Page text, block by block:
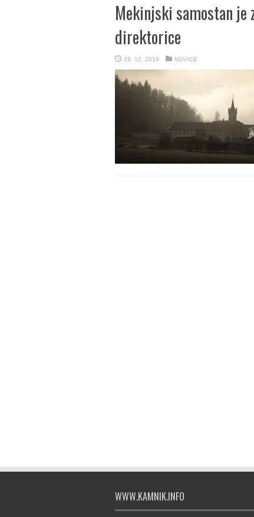
Mekinjski samostan je
direktorice
29. 12. 2019 NOVICE
WWW.KAMNIK.INFO